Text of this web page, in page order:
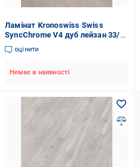
Ламінат Kronoswiss Swiss
SyncChrome V4 дуб лейзан 33/
АС5/12 мм (2025)
оцінити
Немає в наявності